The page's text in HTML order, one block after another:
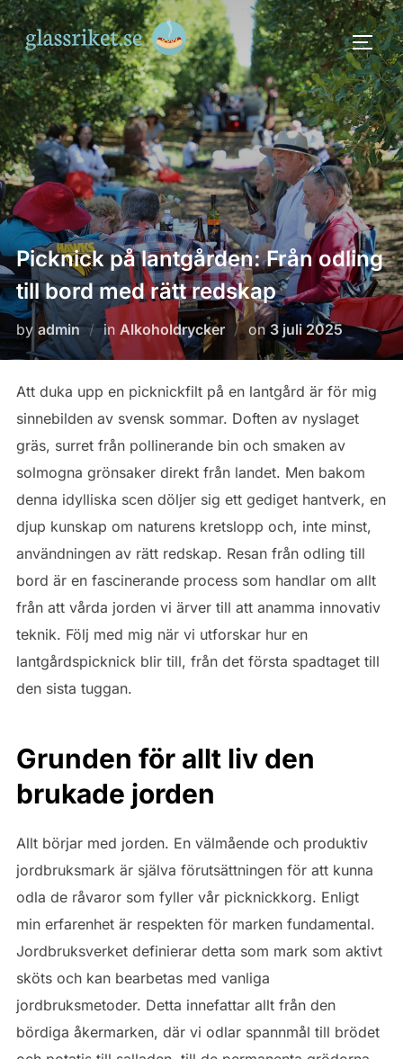
Skip
to
content
Picknick på lantgården: Från odling
till bord med rätt redskap
by admin in Alkoholdrycker onPosted
on
3 juli 2025
Att duka upp en picknickfilt på en lantgård är för mig
sinnebilden av svensk sommar. Doften av nyslaget
gräs, surret från pollinerande bin och smaken av
solmogna grönsaker direkt från landet. Men bakom
denna idylliska scen döljer sig ett gediget hantverk, en
djup kunskap om naturens kretslopp och, inte minst,
användningen av rätt redskap. Resan från odling till
bord är en fascinerande process som handlar om allt
från att vårda jorden vi ärver till att anamma innovativ
teknik. Följ med mig när vi utforskar hur en
lantgårdspicknick blir till, från det första spadtaget till
den sista tuggan.
Grunden för allt liv den
brukade jorden
Allt börjar med jorden. En välmående och produktiv
jordbruksmark är själva förutsättningen för att kunna
odla de råvaror som fyller vår picknickkorg. Enligt
min erfarenhet är respekten för marken fundamental.
Jordbruksverket definierar detta som mark som aktivt
sköts och kan bearbetas med vanliga
jordbruksmetoder. Detta innefattar allt från den
bördiga åkermarken, där vi odlar spannmål till brödet